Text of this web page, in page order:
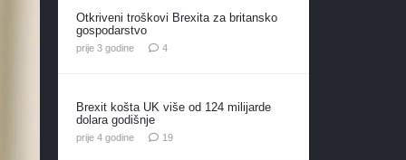
Otkriveni troškovi Brexita za britansko
gospodarstvo
prije 3 godine 4komentara
Brexit košta UK više od 124 milijarde
dolara godišnje
prije 4 godine 19komentara